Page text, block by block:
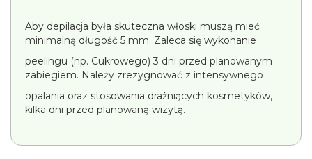
Aby depilacja była skuteczna włoski muszą mieć
minimalną długość 5 mm. Zaleca się wykonanie
peelingu (np. Cukrowego) 3 dni przed planowanym
zabiegiem. Należy zrezygnować z intensywnego
opalania oraz stosowania drażniących kosmetyków,
kilka dni przed planowaną wizytą.